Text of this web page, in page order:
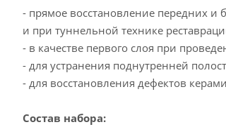
- прямое восстановление передних и
и при туннельной технике
- в качестве первого слоя при
- для устранения поднутренней
- для восстановления дефектов
Состав набора: